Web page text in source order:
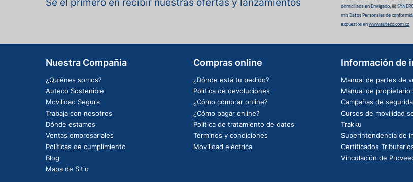
domiciliada en Envigado, iii)
mis Datos Personales de
expuestos enwww.auteco.com.co
Nuestra Compañia
¿Quiénes somos?
Auteco Sostenible
Movilidad Segura
Trabaja con nosotros
Dónde estamos
Ventas empresariales
Políticas de cumplimiento
Blog
Mapa de Sitio
Compras online
¿Dónde está tu pedido?
Política de devoluciones
¿Cómo comprar online?
¿Cómo pagar online?
Política de tratamiento de datos
Términos y condiciones
Movilidad eléctrica
Información de
Manual de partes de
Manual de propietario
Campañas de
Cursos de movilidad
Trakku
Superintendencia de
Certificados
Vinculación de